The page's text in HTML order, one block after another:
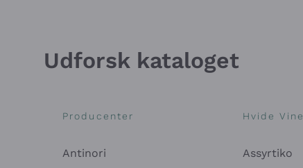
Udforsk kataloget
Producenter
Antinori
Hvide Vine
Assyrtiko